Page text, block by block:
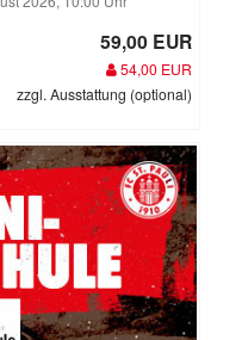
59,00 EUR
54,00 EUR
zzgl. Ausstattung (optional)